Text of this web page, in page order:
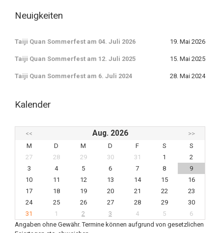
Neuigkeiten
Taiji Quan Sommerfest am 04. Juli 2026 19. Mai 2026
Taiji Quan Sommerfest am 12. Juli 2025 15. Mai 2025
Taiji Quan Sommerfest am 6. Juli 2024 28. Mai 2024
Kalender
<< Aug. 2026
>>
M
D M D F S
S
27
28 29 30 31 1
2
3
4 5 6 7 8
9
10
11 12 13 14 15
16
17
18 19 20 21 22
23
24
25 26 27 28 29
30
31
1 2 3 4 5
6
Angaben ohne Gewähr. Termine können aufgrund von gesetzlichen